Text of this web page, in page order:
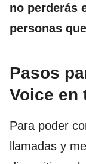
no perderás
personas
Pasos
Voice en
Para poder
llamadas y